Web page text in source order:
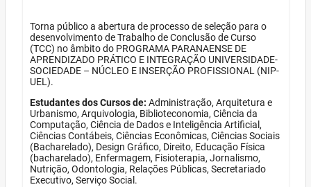
Torna público a abertura de processo de seleção para o
desenvolvimento de Trabalho de Conclusão de Curso
(TCC) no âmbito do PROGRAMA PARANAENSE DE
APRENDIZADO PRÁTICO E INTEGRAÇÃO UNIVERSIDADE-
SOCIEDADE – NÚCLEO E INSERÇÃO PROFISSIONAL (NIP-
UEL).
Estudantes dos Cursos de: Administração, Arquitetura e
Urbanismo, Arquivologia, Biblioteconomia, Ciência da
Computação, Ciência de Dados e Inteligência Artificial,
Ciências Contábeis, Ciências Econômicas, Ciências Sociais
(Bacharelado), Design Gráfico, Direito, Educação Física
(bacharelado), Enfermagem, Fisioterapia, Jornalismo,
Nutrição, Odontologia, Relações Públicas, Secretariado
Executivo, Serviço Social.